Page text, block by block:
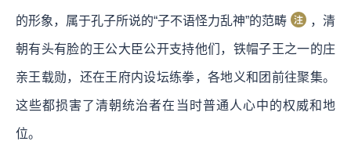
的形象，属于孔子所说的“子不语怪力乱神”的范畴 ，清
朝有头有脸的王公大臣公开支持他们，铁帽子王之一的庄
亲王载勋，还在王府内设坛练拳，各地义和团前往聚集。
这些都损害了清朝统治者在当时普通人心中的权威和地
位。